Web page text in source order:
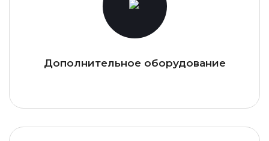
Дополнительное оборудование